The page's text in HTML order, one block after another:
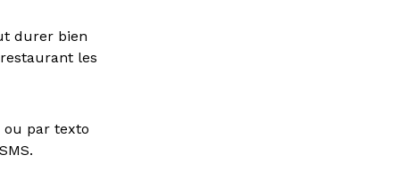
durer bien
les
ou par texto